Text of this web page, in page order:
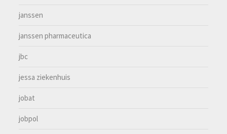
janssen
janssen pharmaceutica
jbc
jessa ziekenhuis
jobat
jobpol